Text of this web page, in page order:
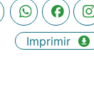
Imprimir